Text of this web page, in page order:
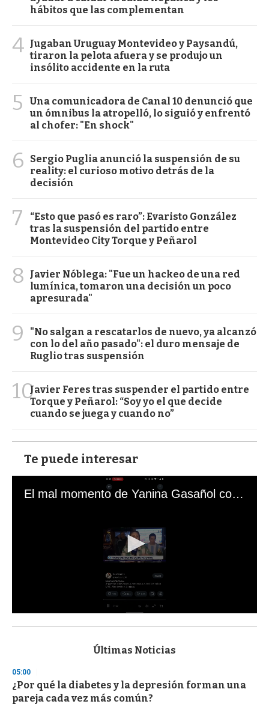
hábitos que las complementan
4 Jugaban Uruguay Montevideo y Paysandú,
tiraron la pelota afuera y se produjo un
insólito accidente en la ruta
5
Una comunicadora de Canal 10 denunció que
un ómnibus la atropelló, lo siguió y enfrentó
al chofer: "En shock"
6
Sergio Puglia anunció la suspensión de su
reality: el curioso motivo detrás de la
decisión
7
“Esto que pasó es raro”: Evaristo González
tras la suspensión del partido entre
Montevideo City Torque y Peñarol
8
Javier Nóblega: "Fue un hackeo de una red
lumínica, tomaron una decisión un poco
apresurada"
9
"No salgan a rescatarlos de nuevo, ya alcanzó
con lo del año pasado": el duro mensaje de
Ruglio tras suspensión
10Javier Feres tras suspender el partido entre
Torque y Peñarol: “Soy yo el que decide
cuando se juega y cuando no”
Te puede interesar
El mal momento de Yanina Gasañol con un hincha argentino en "Subrayado"
s
d
s
o
f
Últimas Noticias
05:00
¿Por qué la diabetes y la depresión forman una
pareja cada vez más común?